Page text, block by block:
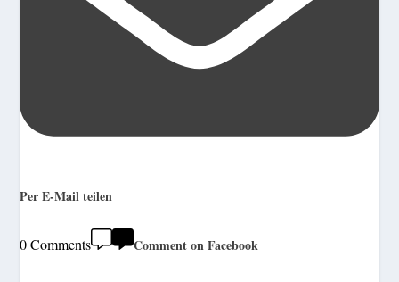
Per E-Mail teilen
0 Comments Comment on Facebook